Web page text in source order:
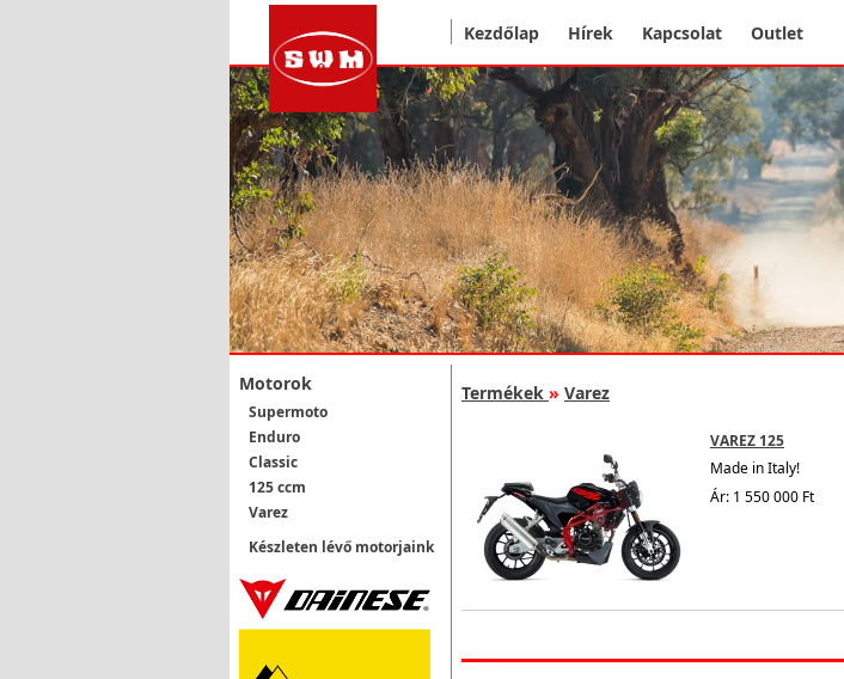
Kezdőlap Hírek Kapcsolat Outlet
Motorok
Supermoto
Enduro
Classic
125 ccm
Varez
Készleten lévő motorjaink
Termékek » Varez
VAREZ 125
Made in Italy!
Ár: 1 550 000 Ft